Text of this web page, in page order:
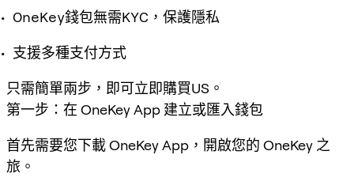
OneKey錢包無需KYC，保護隱私
支援多種支付方式
只需簡單兩步，即可立即購買US。
第一步：在 OneKey App 建立或匯入錢包
首先需要您下載 OneKey App，開啟您的 OneKey 之
旅。